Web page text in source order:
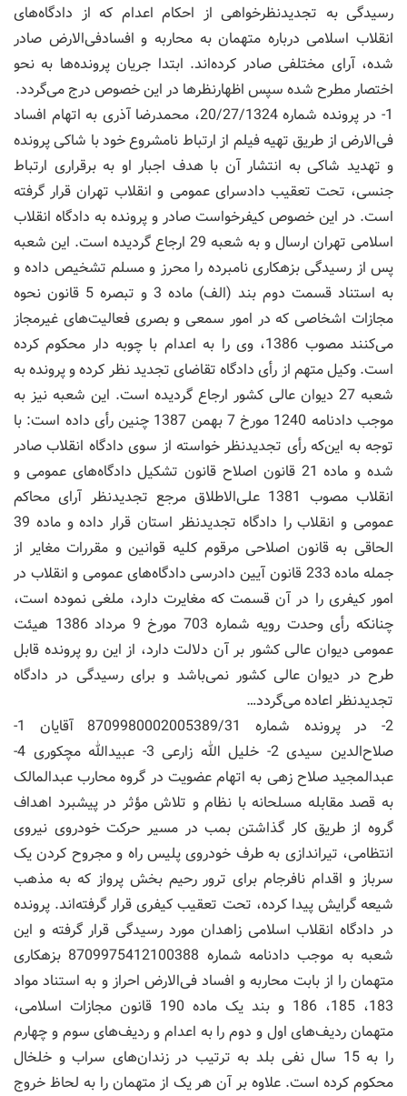
رسیدگی به تجدیدنظرخواهی از احکام اعدام که از دادگاه‌های
انقلاب اسلامی درباره متهمان به محاربه و افسادفی‌الارض صادر
شده، آرای مختلفی صادر کرده‌اند. ابتدا جریان پرونده‌ها به نحو
اختصار مطرح شده سپس اظهارنظرها در این خصوص درج می‌گردد.
1- در پرونده شماره 20/27/1324، محمدرضا آذری به اتهام افساد
فی‌الارض از طریق تهیه فیلم از ارتباط نامشروع خود با شاکی پرونده
و تهدید شاکی به انتشار آن با هدف اجبار او به برقراری ارتباط
جنسی، تحت تعقیب دادسرای عمومی و انقلاب تهران قرار گرفته
است. در این خصوص کیفرخواست صادر و پرونده به دادگاه انقلاب
اسلامی تهران ارسال و به شعبه 29 ارجاع گردیده است. این شعبه
پس از رسیدگی بزهکاری نامبرده را محرز و مسلم تشخیص داده و
به استناد قسمت دوم بند (الف) ماده 3 و تبصره 5 قانون نحوه
مجازات اشخاصی که در امور سمعی و بصری فعالیت‌های غیرمجاز
می‌کنند مصوب 1386، وی را به اعدام با چوبه دار محکوم کرده
است. وکیل متهم از رأی دادگاه تقاضای تجدید نظر کرده و پرونده به
شعبه 27 دیوان عالی کشور ارجاع گردیده است. این شعبه نیز به
موجب دادنامه 1240 مورخ 7 بهمن 1387 چنین رأی داده است: با
توجه به این‌که رأی تجدیدنظر خواسته از سوی دادگاه انقلاب صادر
شده و ماده 21 قانون اصلاح قانون تشکیل دادگاه‌های عمومی و
انقلاب مصوب 1381 علی‌الاطلاق مرجع تجدیدنظر آرای محاکم
عمومی و انقلاب را دادگاه تجدیدنظر استان قرار داده و ماده 39
الحاقی به قانون اصلاحی مرقوم کلیه قوانین و مقررات مغایر از
جمله ماده 233 قانون آیین دادرسی دادگاه‌های عمومی و انقلاب در
امور کیفری را در آن قسمت که مغایرت دارد، ملغی نموده است،
چنانکه رأی وحدت رویه شماره 703 مورخ 9 مرداد 1386 هیئت
عمومی دیوان عالی کشور بر آن دلالت دارد، از این رو پرونده قابل
طرح در دیوان عالی کشور نمی‌باشد و برای رسیدگی در دادگاه
تجدیدنظر اعاده می‌گردد…
2- در پرونده شماره 8709980002005389/31 آقایان 1-
صلاح‌الدین سیدی 2- خلیل الله زارعی 3- عبیدالله مچکوری 4-
عبدالمجید صلاح زهی به اتهام عضویت در گروه محارب عبدالمالک
به قصد مقابله مسلحانه با نظام و تلاش مؤثر در پیشبرد اهداف
گروه از طریق کار گذاشتن بمب در مسیر حرکت خودروی نیروی
انتظامی، تیراندازی به طرف خودروی پلیس راه و مجروح کردن یک
سرباز و اقدام نافرجام برای ترور رحیم بخش پرواز که به مذهب
شیعه گرایش پیدا کرده، تحت تعقیب کیفری قرار گرفته‌اند. پرونده
در دادگاه انقلاب اسلامی زاهدان مورد رسیدگی قرار گرفته و این
شعبه به موجب دادنامه شماره 8709975412100388 بزهکاری
متهمان را از بابت محاربه و افساد فی‌الارض احراز و به استناد مواد
183، 185، 186 و بند یک ماده 190 قانون مجازات اسلامی،
متهمان ردیف‌های اول و دوم را به اعدام و ردیف‌های سوم و چهارم
را به 15 سال نفی بلد به ترتیب در زندان‌های سراب و خلخال
محکوم کرده است. علاوه بر آن هر یک از متهمان را به لحاظ خروج